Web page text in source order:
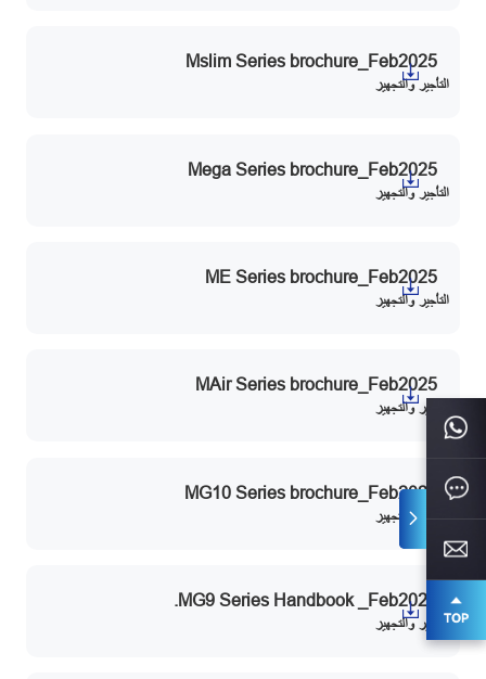
Mslim Series brochure_Feb2025
التأجير والتجهيز
Mega Series brochure_Feb2025
التأجير والتجهيز
ME Series brochure_Feb2025
التأجير والتجهيز
MAir Series brochure_Feb2025
التأجير والتجهيز
MG10 Series brochure_Feb2025
التأجير والتجهيز
MG9 Series Handbook _Feb2025.
التأجير والتجهيز